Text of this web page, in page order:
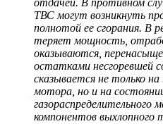
отдачей. В противном
ТВС могут возникнуть
полнотой ее сгорания. В
теряет мощность,
оказываются,
остатками несгоревшей
сказывается не только
мотора, но и на
газораспределительного
компонентов выхлопного